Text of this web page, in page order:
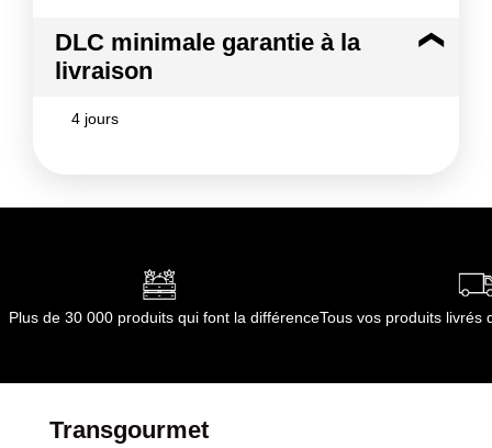
DLC minimale garantie à la
livraison
4 jours
Plus de 30 000 produits qui font la différenceTous vos produits livrés
Transgourmet